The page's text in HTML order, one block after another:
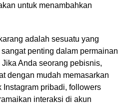
untuk menambahkan
adalah sesuatu yang
penting dalam permainan
Anda seorang pebisnis,
dengan mudah memasarkan
Instagram pribadi, followers
interaksi di akun